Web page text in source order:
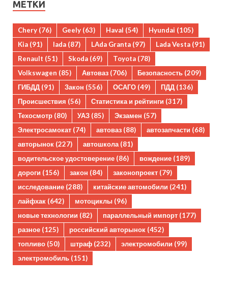
МЕТКИ
Chery (76) Geely (63) Haval (54) Hyundai (105)
Kia (91) lada (87) LAda Granta (97) Lada Vesta (91)
Renault (51) Skoda (69) Toyota (78)
Volkswagen (85) Автоваз (706) Безопасность (209)
ГИБДД (91) Закон (556) ОСАГО (49) ПДД (136)
Происшествия (56) Статистика и рейтинги (317)
Техосмотр (80) УАЗ (85) Экзамен (57)
Электросамокат (74) автоваз (88) автозапчасти (68)
авторынок (227) автошкола(81)
водительское удостоверение (86) вождение (189)
дороги (156) закон (84) законопроект (79)
исследование (288) китайские автомобили (241)
лайфхак (642) мотоциклы (96)
новые технологии (82) параллельный импорт (177)
разное (125) российский авторынок (452)
топливо (50) штраф (232) электромобили (99)
электромобиль (151)